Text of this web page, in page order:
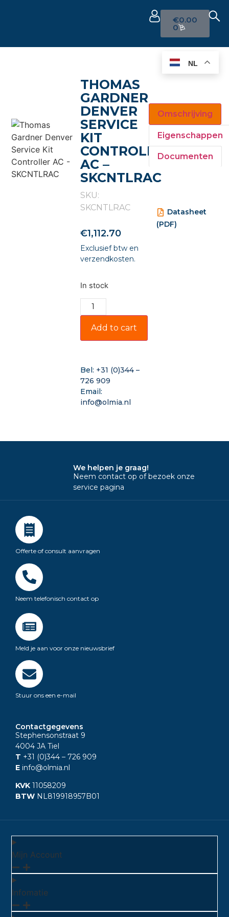
€0.00
0
THOMAS
GARDNER
DENVER
SERVICE
KIT
CONTROLLER
AC –
SKCNTLRAC
SKU:
SKCNTLRAC
€1,112.70
Exclusief btw en
verzendkosten.
In stock
Add to cart
Bel: +31 (0)344 –
726 909
Email:
info@olmia.nl
Omschrijving
Eigenschappen
Documenten
Datasheet
(PDF)
We helpen je graag!
Neem contact op of bezoek onze
service pagina
Offerte of consult aanvragen
Neem telefonisch contact op
Meld je aan voor onze nieuwsbrief
Stuur ons een e-mail
Contactgegevens
Stephensonstraat 9
4004 JA Tiel
T +31 (0)344 – 726 909
E info@olmia.nl
KVK 11058209
BTW NL819918957B01
Mijn Account
Infomatie
NL